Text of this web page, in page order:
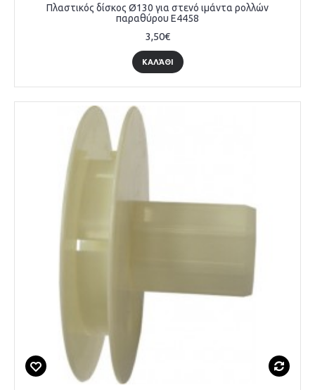
Πλαστικός δίσκος Ø130 για στενό ιμάντα ρολλών
παραθύρου E4458
3,50€
ΚΑΛΆΘΙ